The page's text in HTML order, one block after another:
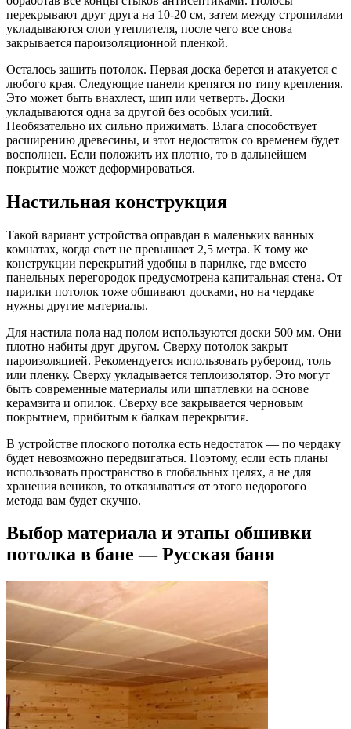
перекрывают друг друга на 10-20 см, затем между стропилами
укладываются слои утеплителя, после чего все снова
закрывается пароизоляционной пленкой.
Осталось зашить потолок. Первая доска берется и атакуется с
любого края. Следующие панели крепятся по типу крепления.
Это может быть внахлест, шип или четверть. Доски
укладываются одна за другой без особых усилий.
Необязательно их сильно прижимать. Влага способствует
расширению древесины, и этот недостаток со временем будет
восполнен. Если положить их плотно, то в дальнейшем
покрытие может деформироваться.
Настильная конструкция
Такой вариант устройства оправдан в маленьких ванных
комнатах, когда свет не превышает 2,5 метра. К тому же
конструкции перекрытий удобны в парилке, где вместо
панельных перегородок предусмотрена капитальная стена. От
парилки потолок тоже обшивают досками, но на чердаке
нужны другие материалы.
Для настила пола над полом используются доски 500 мм. Они
плотно набиты друг другом. Сверху потолок закрыт
пароизоляцией. Рекомендуется использовать рубероид, толь
или пленку. Сверху укладывается теплоизолятор. Это могут
быть современные материалы или шпатлевки на основе
керамзита и опилок. Сверху все закрывается черновым
покрытием, прибитым к балкам перекрытия.
В устройстве плоского потолка есть недостаток — по чердаку
будет невозможно передвигаться. Поэтому, если есть планы
использовать пространство в глобальных целях, а не для
хранения веников, то отказываться от этого недорогого
метода вам будет скучно.
Выбор материала и этапы обшивки
потолка в бане — Русская баня